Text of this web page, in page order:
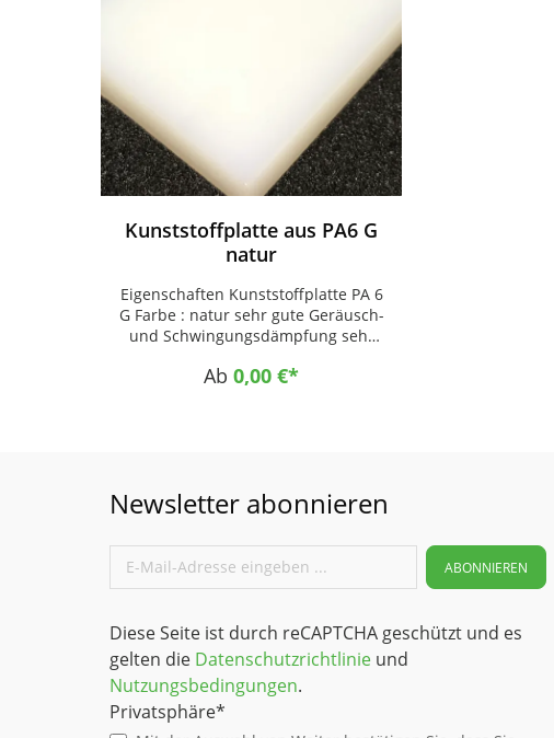
Kunststoffplatte aus PA6 G
natur
Eigenschaften Kunststoffplatte PA 6
G Farbe : natur sehr gute Geräusch-
und Schwingungsdämpfung sehr
Abriebfestigkeit hohe mechanische
Lebensmittelindustrie als. Gleitteile,
Ab 0,00 €*
Newsletter abonnieren
ABONNIEREN
Diese Seite ist durch reCAPTCHA geschützt und es
gelten die Datenschutzrichtlinie und
Nutzungsbedingungen.
Privatsphäre*